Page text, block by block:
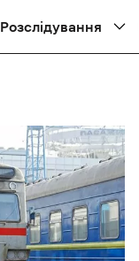
Розслідування